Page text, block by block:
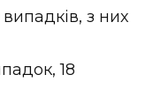
з них
18